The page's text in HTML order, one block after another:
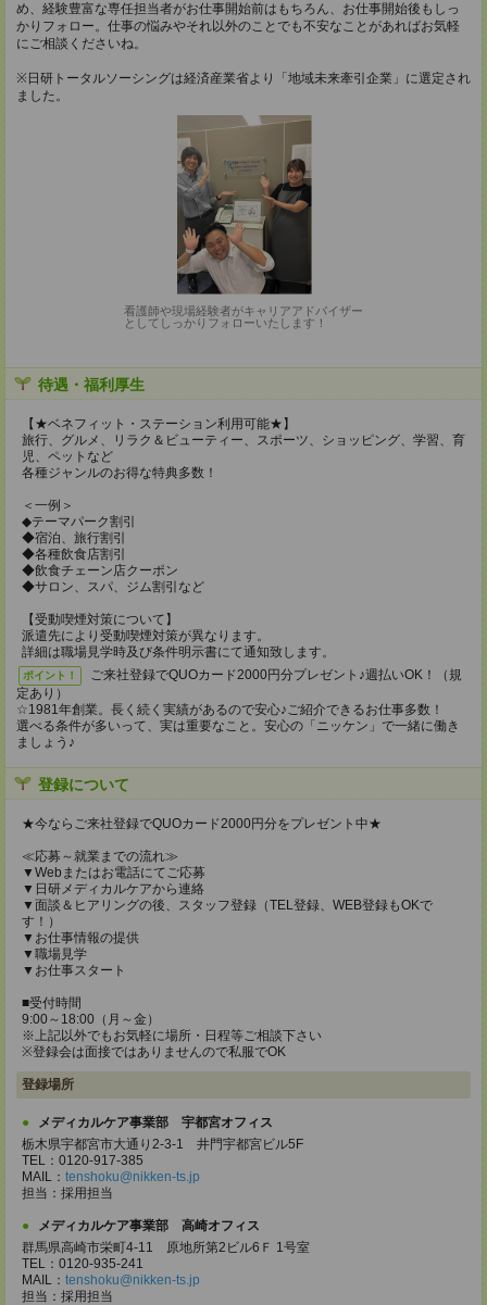
め、経験豊富な専任担当者がお仕事開始前はもちろん、お仕事開始後もしっ
かりフォロー。仕事の悩みやそれ以外のことでも不安なことがあればお気軽
にご相談くださいね。
※日研トータルソーシングは経済産業省より「地域未来牽引企業」に選定され
ました。
看護師や現場経験者がキャリアアドバイザー
としてしっかりフォローいたします！
待遇・福利厚生
【★ベネフィット・ステーション利用可能★】
旅行、グルメ、リラク＆ビューティー、スポーツ、ショッピング、学習、育
児、ペットなど
各種ジャンルのお得な特典多数！
＜一例＞
◆テーマパーク割引
◆宿泊、旅行割引
◆各種飲食店割引
◆飲食チェーン店クーポン
◆サロン、スパ、ジム割引など
【受動喫煙対策について】
派遣先により受動喫煙対策が異なります。
詳細は職場見学時及び条件明示書にて通知致します。
ポイント！
ご来社登録でQUOカード2000円分プレゼント♪週払いOK！（規
定あり）
☆1981年創業。長く続く実績があるので安心♪ご紹介できるお仕事多数！
選べる条件が多いって、実は重要なこと。安心の「ニッケン」で一緒に働き
ましょう♪
登録について
★今ならご来社登録でQUOカード2000円分をプレゼント中★
≪応募～就業までの流れ≫
▼Webまたはお電話にてご応募
▼日研メディカルケアから連絡
▼面談＆ヒアリングの後、スタッフ登録（TEL登録、WEB登録もOKで
す！）
▼お仕事情報の提供
▼職場見学
▼お仕事スタート
■受付時間
9:00～18:00（月～金）
※上記以外でもお気軽に場所・日程等ご相談下さい
※登録会は面接ではありませんので私服でOK
登録場所
メディカルケア事業部 宇都宮オフィス
栃木県宇都宮市大通り2-3-1 井門宇都宮ビル5F
TEL：0120-917-385
MAIL： tenshoku@nikken-ts.jp
担当：採用担当
メディカルケア事業部 高崎オフィス
群馬県高崎市栄町4-11 原地所第2ビル6Ｆ 1号室
TEL：0120-935-241
MAIL： tenshoku@nikken-ts.jp
担当：採用担当